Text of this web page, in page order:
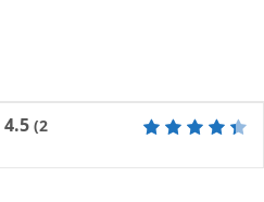
4.5 (2